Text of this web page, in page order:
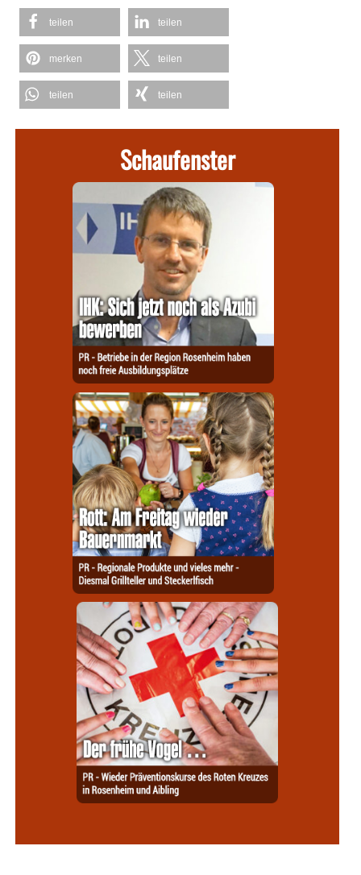
teilen teilen
merken teilen
teilen teilen
Schaufenster